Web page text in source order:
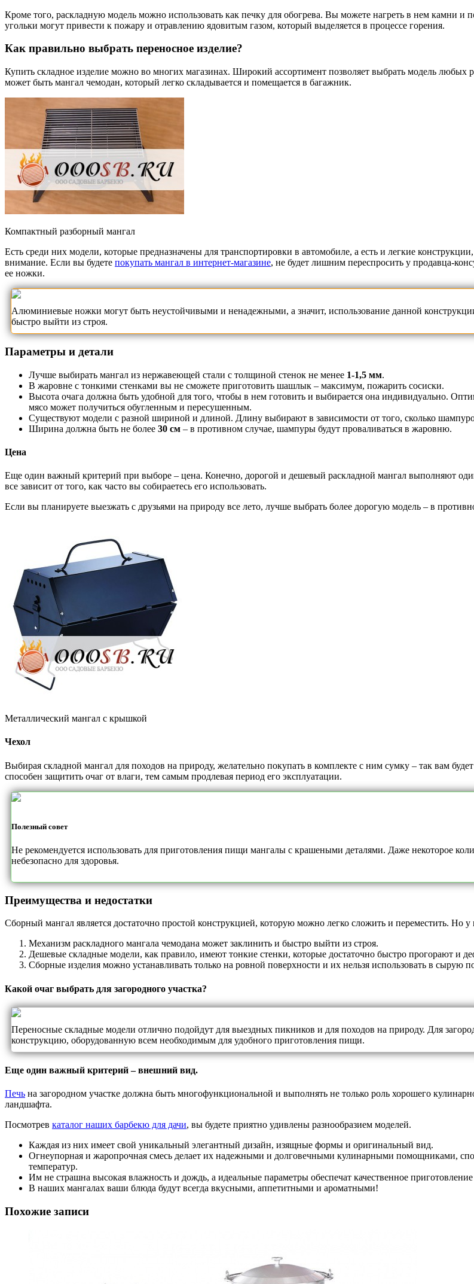
Кроме того, раскладную модель можно использовать как печку для обогрева. Вы можете нагреть в нем камни
угольки могут привести к пожару и отравлению ядовитым газом, который выделяется в процессе горения.
Как правильно выбрать переносное изделие?
Купить складное изделие можно во многих магазинах. Широкий ассортимент позволяет выбрать модель любых
может быть мангал чемодан, который легко складывается и помещается в багажник.
Компактный разборный мангал
Есть среди них модели, которые предназначены для транспортировки в автомобиле, а есть и легкие
внимание. Если вы будете покупать мангал в интернет-магазине, не будет лишним переспросить у продавца-
ее ножки.
Алюминиевые ножки могут быть неустойчивыми и ненадежными, а значит, использование данной
быстро выйти из строя.
Параметры и детали
Лучше выбирать мангал из нержавеющей стали с толщиной стенок не менее 1-1,5 мм.
В жаровне с тонкими стенками вы не сможете приготовить шашлык – максимум, пожарить сосиски.
Высота очага должна быть удобной для того, чтобы в нем готовить и выбирается она индивидуально.
мясо может получиться обугленным и пересушенным.
Существуют модели с разной шириной и длиной. Длину выбирают в зависимости от того, сколько
Ширина должна быть не более 30 см – в противном случае, шампуры будут проваливаться в жаровню.
Цена
Еще один важный критерий при выборе – цена. Конечно, дорогой и дешевый раскладной мангал выполняют
все зависит от того, как часто вы собираетесь его использовать.
Если вы планируете выезжать с друзьями на природу все лето, лучше выбрать более дорогую модель – в
Металлический мангал с крышкой
Чехол
Выбирая складной мангал для походов на природу, желательно покупать в комплекте с ним сумку – так вам
способен защитить очаг от влаги, тем самым продлевая период его эксплуатации.
Полезный совет
Не рекомендуется использовать для приготовления пищи мангалы с крашеными деталями. Даже некоторое
небезопасно для здоровья.
Преимущества и недостатки
Сборный мангал является достаточно простой конструкцией, которую можно легко сложить и переместить. Но у
Механизм раскладного мангала чемодана может заклинить и быстро выйти из строя.
Дешевые складные модели, как правило, имеют тонкие стенки, которые достаточно быстро прогорают и
Сборные изделия можно устанавливать только на ровной поверхности и их нельзя использовать в сырую
Какой очаг выбрать для загородного участка?
Переносные складные модели отлично подойдут для выездных пикников и для походов на природу. Для
конструкцию, оборудованную всем необходимым для удобного приготовления пищи.
Еще один важный критерий – внешний вид.
Печь на загородном участке должна быть многофункциональной и выполнять не только роль хорошего
ландшафта.
Посмотрев каталог наших барбекю для дачи, вы будете приятно удивлены разнообразием моделей.
Каждая из них имеет свой уникальный элегантный дизайн, изящные формы и оригинальный вид.
Огнеупорная и жаропрочная смесь делает их надежными и долговечными кулинарными помощниками,
температур.
Им не страшна высокая влажность и дождь, а идеальные параметры обеспечат качественное
В наших мангалах ваши блюда будут всегда вкусными, аппетитными и ароматными!
Похожие записи